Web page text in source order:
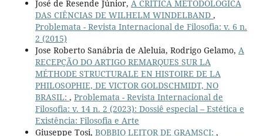
José de Resende Júnior, A CRÍTICA METODOLÓGICA
DAS CIÊNCIAS DE WILHELM WINDELBAND ,
Problemata - Revista Internacional de Filosofia: v. 6 n.
2 (2015)
Jose Roberto Sanábria de Aleluia, Rodrigo Gelamo, A
RECEPÇÃO DO ARTIGO REMARQUES SUR LA
MÉTHODE STRUCTURALE EN HISTOIRE DE LA
PHILOSOPHIE, DE VICTOR GOLDSCHMIDT, NO
BRASIL: , Problemata - Revista Internacional de
Filosofia: v. 14 n. 2 (2023): Dossiê especial – Estética e
Existência: Filosofia e Arte
Giuseppe Tosi, BOBBIO LEITOR DE GRAMSCI: ,